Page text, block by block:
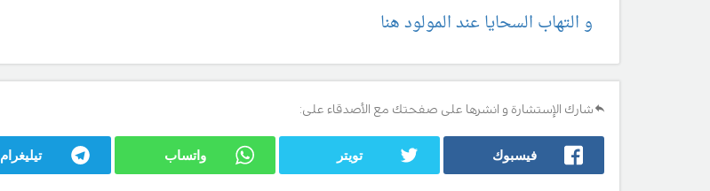
و التهاب السحايا عند المولود هنا
شارك الإستشارة و انشرها على صفحتك مع الأصدقاء على:
فيسبوك تويتر واتساب تيليغرام